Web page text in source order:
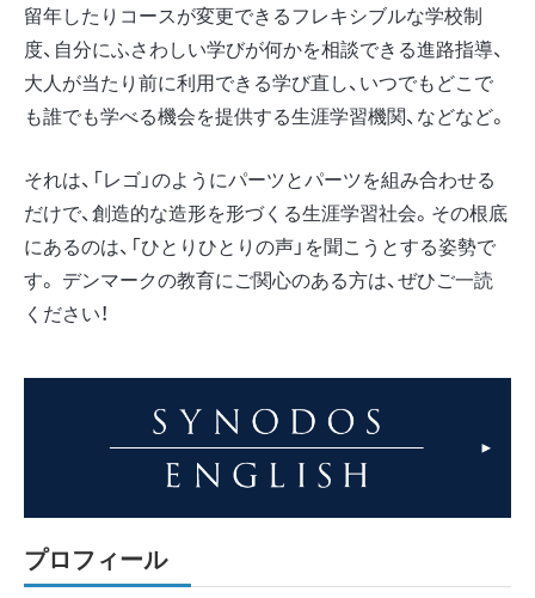
留年したりコースが変更できるフレキシブルな学校制
度、自分にふさわしい学びが何かを相談できる進路指導、
大人が当たり前に利用できる学び直し、いつでもどこで
も誰でも学べる機会を提供する生涯学習機関、などなど。
それは、「レゴ」のようにパーツとパーツを組み合わせる
だけで、創造的な造形を形づくる生涯学習社会。その根底
にあるのは、「ひとりひとりの声」を聞こうとする姿勢で
す。 デンマークの教育にご関心のある方は、ぜひご一読
ください！
プロフィール